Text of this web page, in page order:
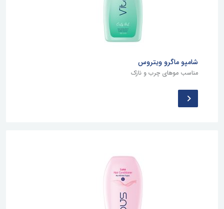
شامپو ماگرو ویتروس
مناسب موهای چرب و نازک